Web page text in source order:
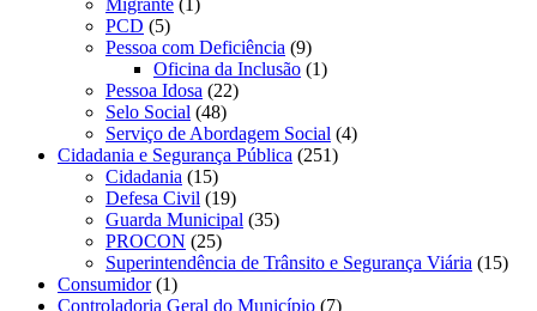
PCD (5)
Pessoa com Deficiência (9)
Oficina da Inclusão (1)
Pessoa Idosa (22)
Selo Social (48)
Serviço de Abordagem Social (4)
Cidadania e Segurança Pública (251)
Cidadania (15)
Defesa Civil (19)
Guarda Municipal (35)
PROCON (25)
Superintendência de Trânsito e Segurança Viária (15)
Consumidor(1)
Controladoria Geral do Município (7)